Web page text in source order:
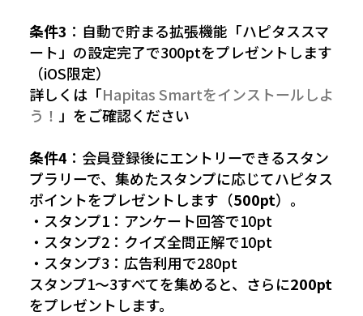
条件3 ：自動で貯まる拡張機能「ハピタススマ
ート」の設定完了で300ptをプレゼントします
（iOS限定）
詳しくは「Hapitas Smartをインストールしよ
う！ 」をご確認ください
条件4 ：会員登録後にエントリーできるスタン
プラリーで、集めたスタンプに応じてハピタス
ポイントをプレゼントします（500pt）。
・スタンプ1：アンケート回答で10pt
・スタンプ2：クイズ全問正解で10pt
・スタンプ3：広告利用で280pt
スタンプ1〜3すべてを集めると、さらに200pt
をプレゼントします。